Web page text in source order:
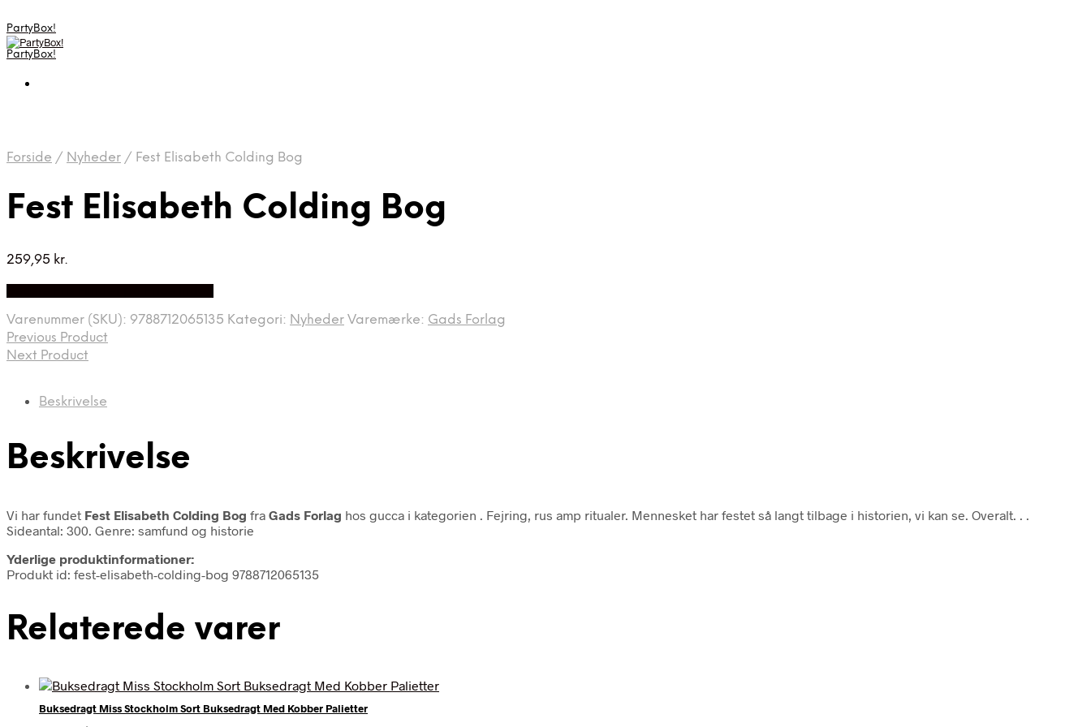
PartyBox!
PartyBox!
Forside / Nyheder / Fest Elisabeth Colding Bog
Fest Elisabeth Colding Bog
259,95 kr.
Varenummer (SKU): 9788712065135 Kategori: Nyheder Varemærke: Gads Forlag
Previous Product
Next Product
Beskrivelse
Beskrivelse
Vi har fundet Fest Elisabeth Colding Bog fra Gads Forlag hos gucca i kategorien
. Fejring, rus amp ritualer. Mennesket har festet så langt tilbage i historien, vi kan se. Overalt. . .
Sideantal: 300. Genre: samfund og historie
Yderlige produktinformationer:
Produkt id: fest-elisabeth-colding-bog 9788712065135
Relaterede varer
Buksedragt Miss Stockholm Sort Buksedragt Med Kobber Palietter